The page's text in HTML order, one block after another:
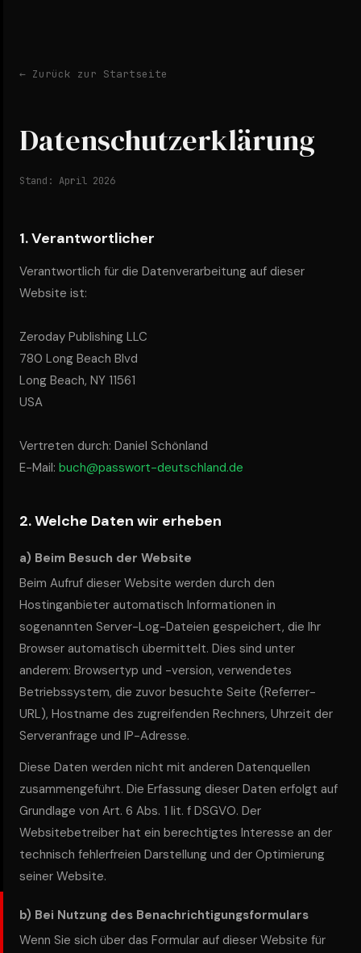
← Zurück zur Startseite
Datenschutzerklärung
Stand: April 2026
1. Verantwortlicher
Verantwortlich für die Datenverarbeitung auf dieser
Website ist:
Zeroday Publishing LLC
780 Long Beach Blvd
Long Beach, NY 11561
USA
Vertreten durch: Daniel Schönland
E-Mail: buch@passwort-deutschland.de
2. Welche Daten wir erheben
a) Beim Besuch der Website
Beim Aufruf dieser Website werden durch den
Hostinganbieter automatisch Informationen in
sogenannten Server-Log-Dateien gespeichert, die Ihr
Browser automatisch übermittelt. Dies sind unter
anderem: Browsertyp und -version, verwendetes
Betriebssystem, die zuvor besuchte Seite (Referrer-
URL), Hostname des zugreifenden Rechners, Uhrzeit der
Serveranfrage und IP-Adresse.
Diese Daten werden nicht mit anderen Datenquellen
zusammengeführt. Die Erfassung dieser Daten erfolgt auf
Grundlage von Art. 6 Abs. 1 lit. f DSGVO. Der
Websitebetreiber hat ein berechtigtes Interesse an der
technisch fehlerfreien Darstellung und der Optimierung
seiner Website.
b) Bei Nutzung des Benachrichtigungsformulars
Wenn Sie sich über das Formular auf dieser Website für